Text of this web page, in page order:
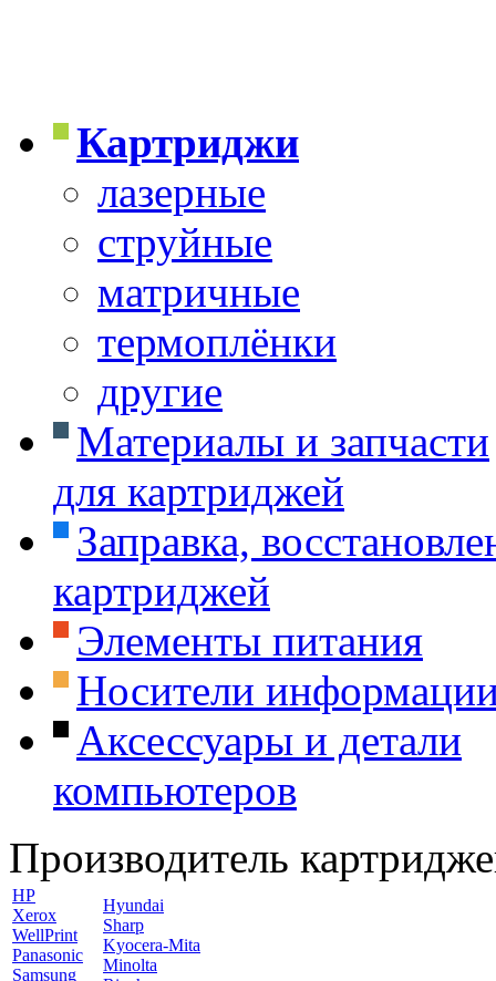
Картриджи
лазерные
струйные
матричные
термоплёнки
другие
Материалы и запчасти
для картриджей
Заправка,
картриджей
Элементы питания
Носители
Аксессуары и детали
компьютеров
Производитель
HP
Xerox
WellPrint
Panasonic
Samsung
Hyundai
Sharp
Kyocera-Mita
Minolta